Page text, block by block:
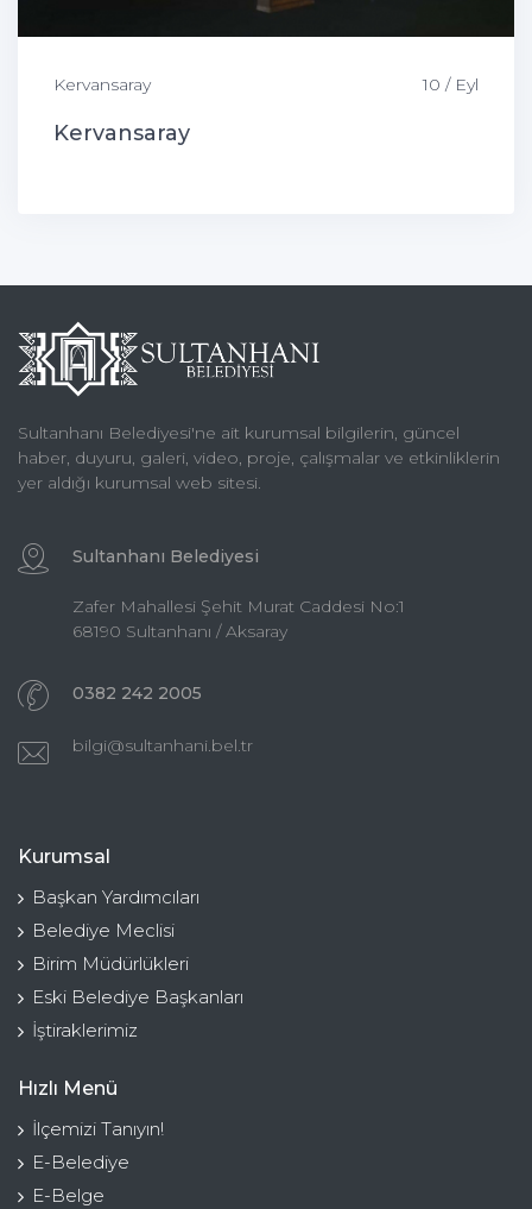
Kervansaray 10 / Eyl
Kervansaray
Sultanhanı Belediyesi'ne ait kurumsal bilgilerin, güncel
haber, duyuru, galeri, video, proje, çalışmalar ve etkinliklerin
yer aldığı kurumsal web sitesi.
Sultanhanı Belediyesi
Zafer Mahallesi Şehit Murat Caddesi No:1
68190 Sultanhanı / Aksaray
0382 242 2005
bilgi@sultanhani.bel.tr
Kurumsal
Başkan Yardımcıları
Belediye Meclisi
Birim Müdürlükleri
Eski Belediye Başkanları
İştiraklerimiz
Hızlı Menü
İlçemizi Tanıyın!
E-Belediye
E-Belge